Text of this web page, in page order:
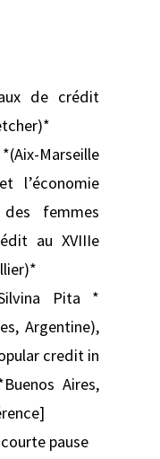
de crédit
Marseille
l’économie
femmes
au XVIIIe
Pita *
Argentine),
credit in
Aires,
pause